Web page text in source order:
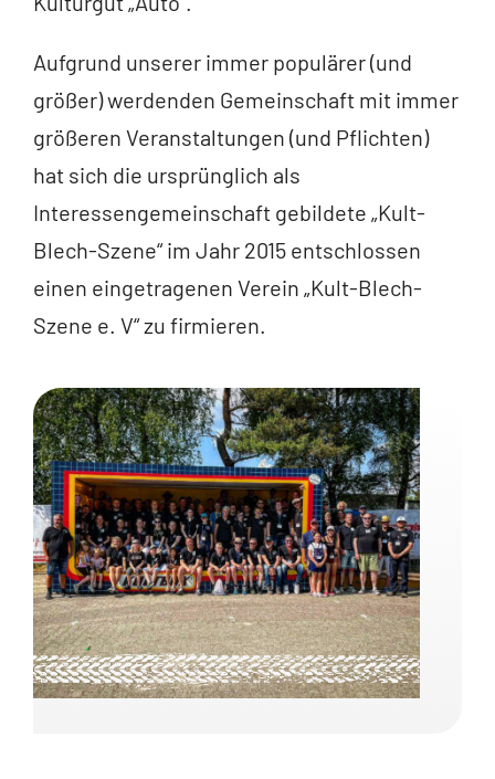
Aufgrund unserer immer populärer (und
größer) werdenden Gemeinschaft mit immer
größeren Veranstaltungen (und Pflichten)
hat sich die ursprünglich als
Interessengemeinschaft gebildete „Kult-
Blech-Szene“ im Jahr 2015 entschlossen
einen eingetragenen Verein „Kult-Blech-
Szene e. V“ zu firmieren.